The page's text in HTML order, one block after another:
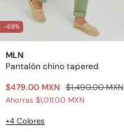
-68%
MLN
Pantalón chino tapered
$479.00 MXN $1,490.00 MXN
Ahorras $1,011.00 MXN
+4 Colores